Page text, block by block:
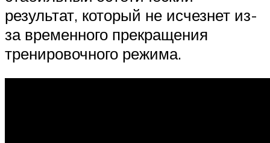
результат, который не исчезнет из-
за временного прекращения
тренировочного режима.